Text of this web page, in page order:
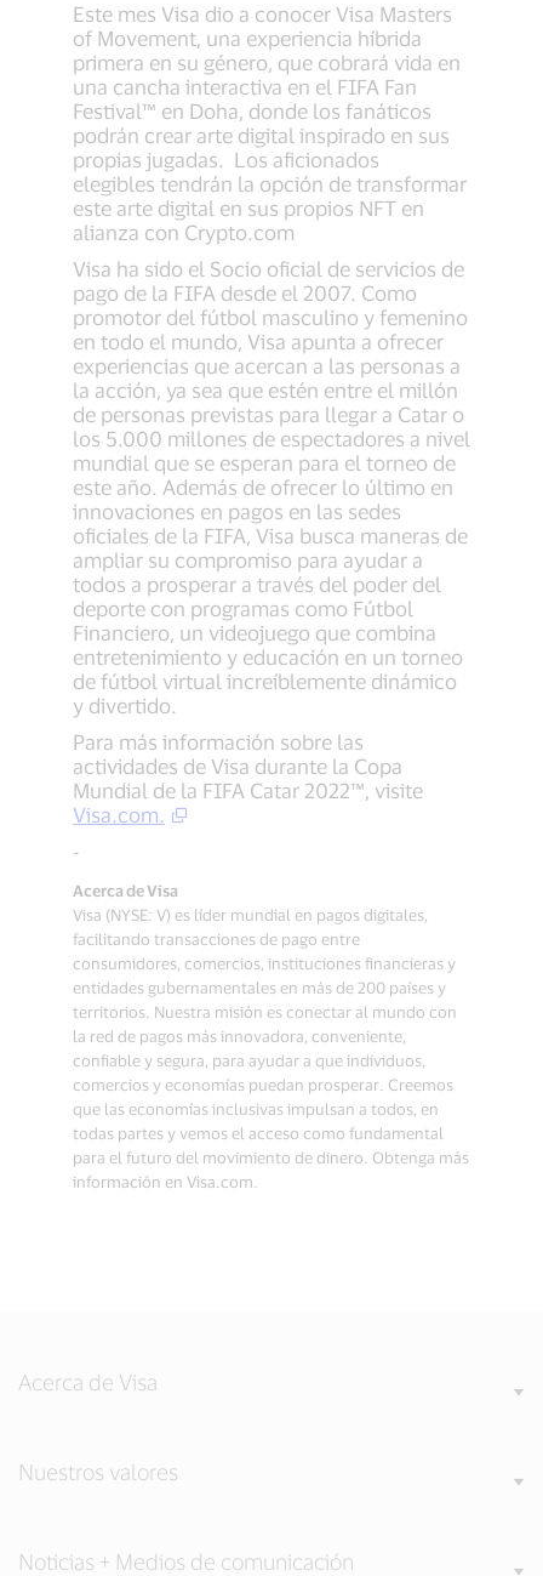
Este mes Visa dio a conocer Visa Masters
of Movement, una experiencia híbrida
primera en su género, que cobrará vida en
una cancha interactiva en el FIFA Fan
Festival™ en Doha, donde los fanáticos
podrán crear arte digital inspirado en sus
propias jugadas. Los aficionados
elegibles tendrán la opción de transformar
este arte digital en sus propios NFT en
alianza con Crypto.com
Visa ha sido el Socio oficial de servicios de
pago de la FIFA desde el 2007. Como
promotor del fútbol masculino y femenino
en todo el mundo, Visa apunta a ofrecer
experiencias que acercan a las personas a
la acción, ya sea que estén entre el millón
de personas previstas para llegar a Catar o
los 5.000 millones de espectadores a nivel
mundial que se esperan para el torneo de
este año. Además de ofrecer lo último en
innovaciones en pagos en las sedes
oficiales de la FIFA, Visa busca maneras de
ampliar su compromiso para ayudar a
todos a prosperar a través del poder del
deporte con programas como Fútbol
Financiero, un videojuego que combina
entretenimiento y educación en un torneo
de fútbol virtual increíblemente dinámico
y divertido.
Para más información sobre las
actividades de Visa durante la Copa
Mundial de la FIFA Catar 2022™, visite
Visa.com.
-
Acerca de Visa
Visa (NYSE: V) es líder mundial en pagos digitales,
facilitando transacciones de pago entre
consumidores, comercios, instituciones financieras y
entidades gubernamentales en más de 200 países y
territorios. Nuestra misión es conectar al mundo con
la red de pagos más innovadora, conveniente,
confiable y segura, para ayudar a que individuos,
comercios y economías puedan prosperar. Creemos
que las economías inclusivas impulsan a todos, en
todas partes y vemos el acceso como fundamental
para el futuro del movimiento de dinero. Obtenga más
información en Visa.com.
Acerca de Visa
Nuestros valores
Noticias + Medios de comunicación